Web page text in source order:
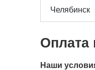
Оплата
Наши